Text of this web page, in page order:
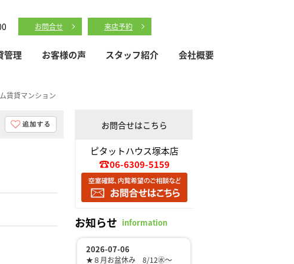
お問合せ 来店予約
管理 お客様の声 スタッフ紹介 会社概要
賃貸マンション
お問合せはこちら
ピタットハウス塚本店
06-6309-5159
お知らせ information